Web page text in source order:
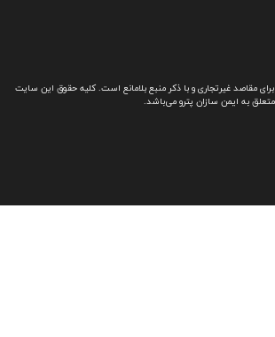
مقاصد غیرتجاری و با ذکر منبع بلامانع است. کلیه حقوق این سایت
متعلق به ایمن سازان پترو می‌باشد.